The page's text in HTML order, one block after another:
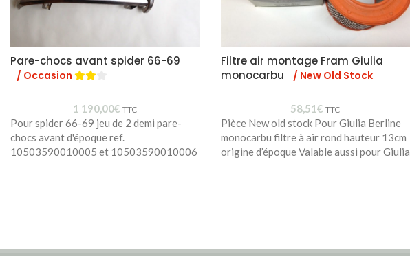
Pare-chocs avant spider 66-69
/ Occasion
1 190,00€ TTC
Pour spider 66-69 jeu de 2 demi pare-
chocs avant d'époque ref.
10503590010005 et 10503590010006
Filtre air montage Fram Giulia
monocarbu
/ New Old Stock
58,51€ TTC
Pièce New old stock Pour Giulia Berline
monocarbu filtre à air rond hauteur 13cm
origine d’époque Valable aussi pour Giulia